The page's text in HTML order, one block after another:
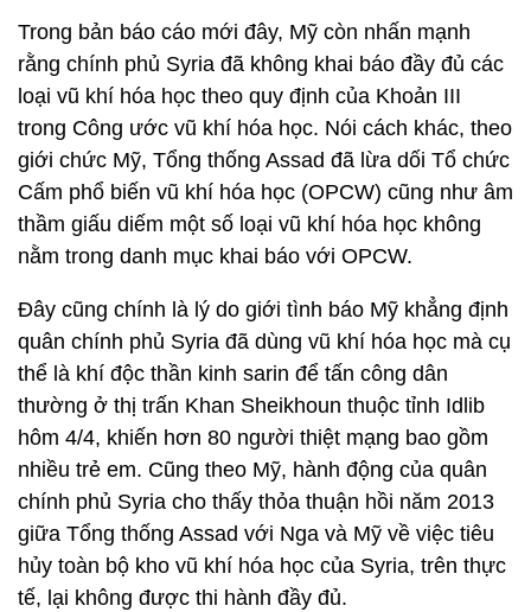
Trong bản báo cáo mới đây, Mỹ còn nhấn mạnh
rằng chính phủ Syria đã không khai báo đầy đủ các
loại vũ khí hóa học theo quy định của Khoản III
trong Công ước vũ khí hóa học. Nói cách khác, theo
giới chức Mỹ, Tổng thống Assad đã lừa dối Tổ chức
Cấm phổ biến vũ khí hóa học (OPCW) cũng như âm
thầm giấu diếm một số loại vũ khí hóa học không
nằm trong danh mục khai báo với OPCW.
Đây cũng chính là lý do giới tình báo Mỹ khẳng định
quân chính phủ Syria đã dùng vũ khí hóa học mà cụ
thể là khí độc thần kinh sarin để tấn công dân
thường ở thị trấn Khan Sheikhoun thuộc tỉnh Idlib
hôm 4/4, khiến hơn 80 người thiệt mạng bao gồm
nhiều trẻ em. Cũng theo Mỹ, hành động của quân
chính phủ Syria cho thấy thỏa thuận hồi năm 2013
giữa Tổng thống Assad với Nga và Mỹ về việc tiêu
hủy toàn bộ kho vũ khí hóa học của Syria, trên thực
tế, lại không được thi hành đầy đủ.